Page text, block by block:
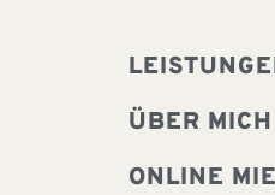
ÜBER MICH
ONLINE